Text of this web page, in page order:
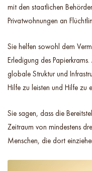
mit den staatlichen
Privatwohnungen an
Sie helfen sowohl dem
Erledigung des
globale Struktur und
Hilfe zu leisten und Hilfe zu
Sie sagen, dass die
Zeitraum von mindestens
Menschen, die dort